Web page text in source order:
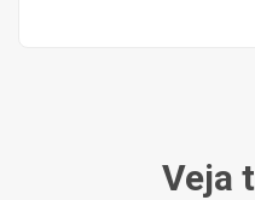
Veja